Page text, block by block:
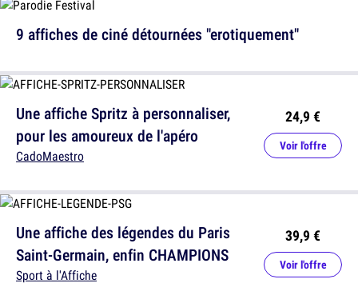
9 affiches de ciné détournées "erotiquement"
Une affiche des légendes du Paris
Saint-Germain, enfin CHAMPIONS
Sport à l'Affiche
39,9 €
Voir l'offre
Une affiche Spritz à personnaliser,
pour les amoureux de l'apéro
CadoMaestro
24,9 €
Voir l'offre